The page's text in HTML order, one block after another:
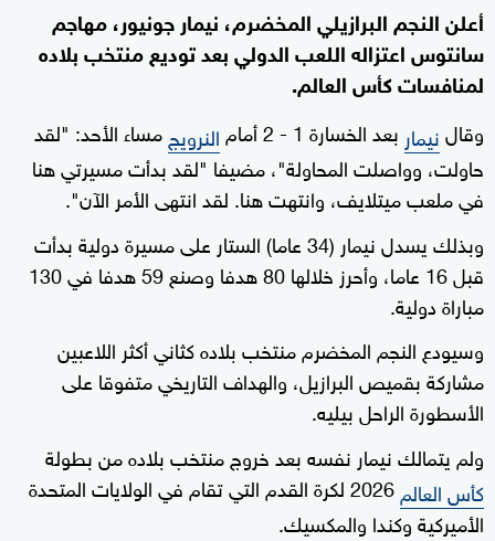
أعلن النجم البرازيلي المخضرم، نيمار جونيور، مهاجم
سانتوس اعتزاله اللعب الدولي بعد توديع منتخب بلاده
لمنافسات كأس العالم.
وقالنيمار بعد الخسارة 1 - 2 أمام النرويجمساء الأحد: "لقد
حاولت، وواصلت المحاولة"، مضيفا "لقد بدأت مسيرتي هنا
في ملعب ميتلايف، وانتهت هنا. لقد انتهى الأمر الآن".
وبذلك يسدل نيمار (34 عاما) الستار على مسيرة دولية بدأت
قبل 16 عاما، وأحرز خلالها 80 هدفا وصنع 59 هدفا في 130
مباراة دولية.
وسيودع النجم المخضرم منتخب بلاده كثاني أكثر اللاعبين
مشاركة بقميص البرازيل، والهداف التاريخي متفوقا على
الأسطورة الراحل بيليه.
ولم يتمالك نيمار نفسه بعد خروج منتخب بلاده من بطولة
كأس العالم
2026 لكرة القدم التي تقام في الولايات المتحدة
الأميركية وكندا والمكسيك.